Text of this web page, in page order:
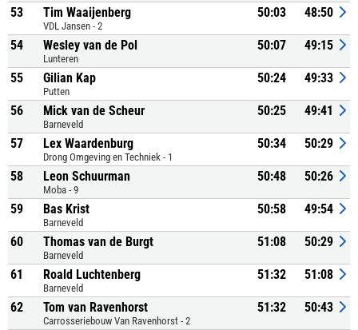
53 Tim Waaijenberg
VDL Jansen - 2
50:03 48:50
54 Wesley van de Pol
Lunteren
50:07 49:15
55 Gilian Kap
Putten
50:24 49:33
56 Mick van de Scheur
Barneveld
50:25 49:41
57 Lex Waardenburg
Drong Omgeving en Techniek - 1
50:34 50:29
58 Leon Schuurman
Moba - 9
50:48 50:26
59 Bas Krist
Barneveld
50:58 49:54
60 Thomas van de Burgt
Barneveld
51:08 50:29
61 Roald Luchtenberg
Barneveld
51:32 51:08
62 Tom van Ravenhorst
Carrosseriebouw Van Ravenhorst - 2
51:32 50:43